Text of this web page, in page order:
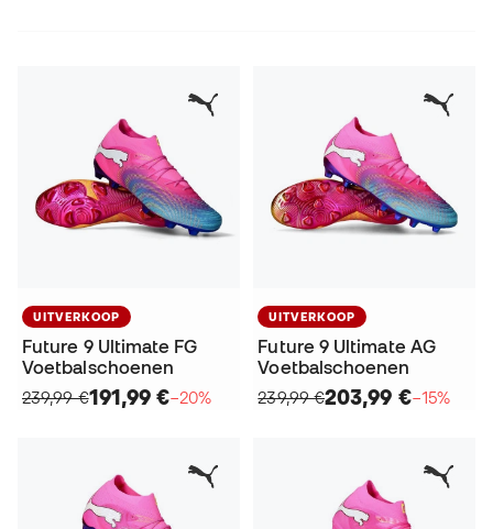
UITVERKOOP
Future 9 Ultimate FG
Voetbalschoenen
239,99 €191,99 €−20%
UITVERKOOP
Future 9 Ultimate AG
Voetbalschoenen
239,99 €203,99 €−15%